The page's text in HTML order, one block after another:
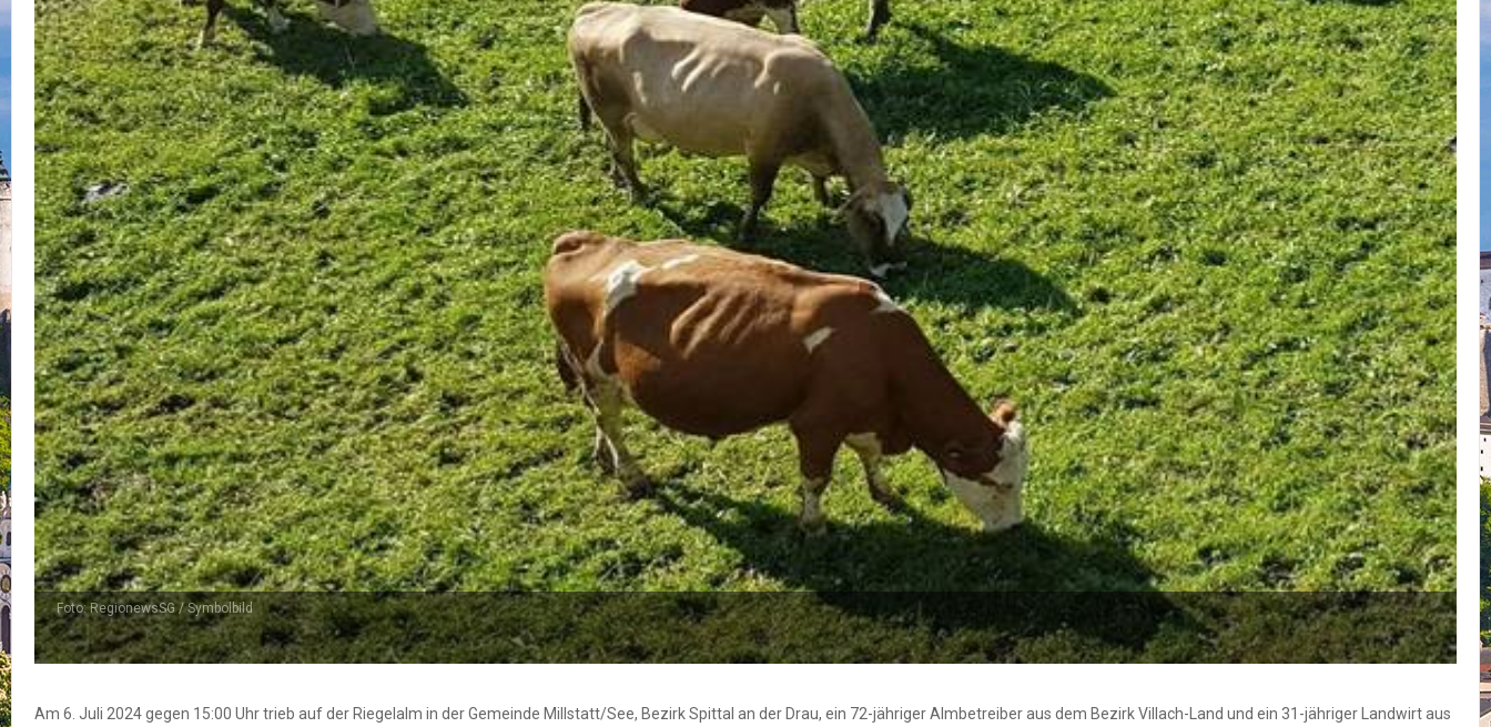
Foto: RegionewsSG / Symbolbild
Am 6. Juli 2024 gegen 15:00 Uhr trieb auf der Riegelalm in der Gemeinde Millstatt/See, Bezirk Spittal an der Drau, ein 72-jähriger Almbetreiber aus dem Bezirk Villach-Land und ein 31-jähriger Landwirt aus